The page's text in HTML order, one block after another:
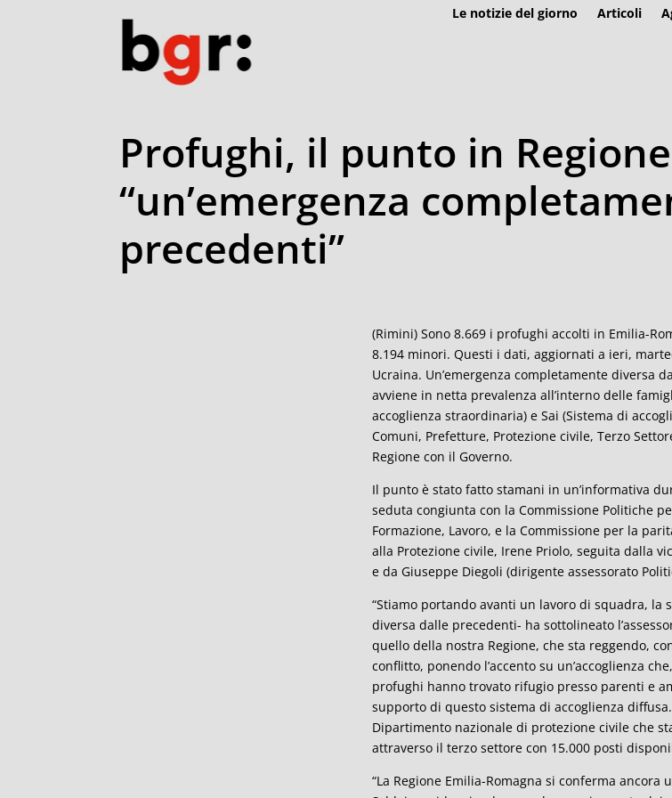
Le notizie del giorno Articoli
Profughi, il punto in
“un’emergenza
precedenti”
(Rimini) Sono 8.669 i profughi accolti in Emilia-
8.194 minori. Questi i dati, aggiornati a ieri,
Ucraina. Un’emergenza completamente diversa
avviene in netta prevalenza all’interno delle
accoglienza straordinaria) e Sai (Sistema di
Comuni, Prefetture, Protezione civile, Terzo
Regione con il Governo.
Il punto è stato fatto stamani in un’informativa
seduta congiunta con la Commissione Politiche
Formazione, Lavoro, e la Commissione per la
alla Protezione civile, Irene Priolo, seguita dalla
e da Giuseppe Diegoli (dirigente assessorato
“Stiamo portando avanti un lavoro di squadra, la
diversa dalle precedenti- ha sottolineato
quello della nostra Regione, che sta reggendo,
conflitto, ponendo l’accento su un’accoglienza
profughi hanno trovato rifugio presso parenti e
supporto di questo sistema di accoglienza
Dipartimento nazionale di protezione civile che
attraverso il terzo settore con 15.000 posti
“La Regione Emilia-Romagna si conferma